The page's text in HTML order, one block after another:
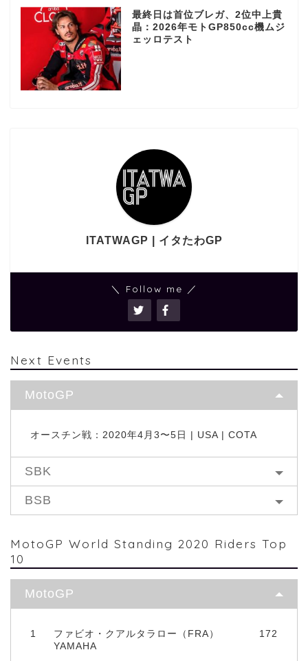
最終日は首位ブレガ、2位中上貴
晶：2026年モトGP850cc機ムジ
ェッロテスト
ITATWAGP | イタたわGP
＼ Follow me ／
Next Events
MotoGP
オースチン戦：2020年4月3〜5日 | USA | COTA
SBK
BSB
MotoGP World Standing 2020 Riders Top
10
MotoGP
1
ファビオ・クアルタラロー（FRA）
YAMAHA
172